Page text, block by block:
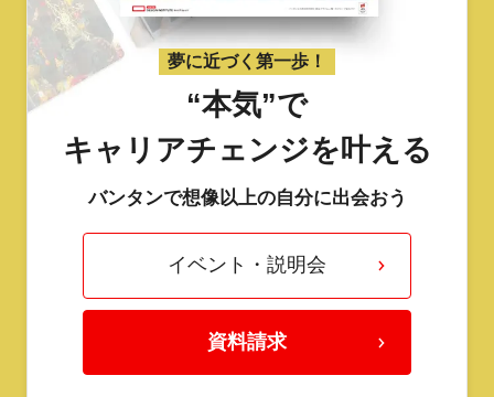
夢に近づく第一歩！
“本気”で
キャリアチェンジを叶える
バンタンで想像以上の自分に出会おう
イベント・説明会
資料請求